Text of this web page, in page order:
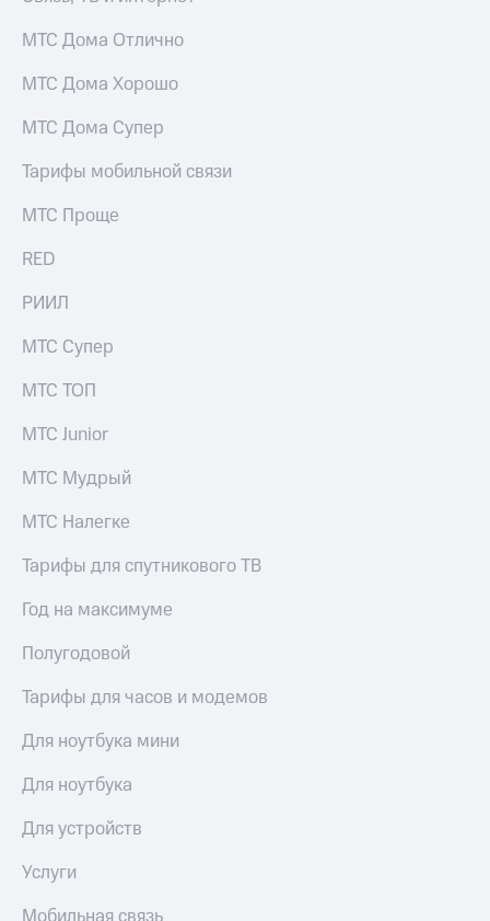
МТС Дома Отлично
МТС Дома Хорошо
МТС Дома Супер
Тарифы мобильной связи
МТС Проще
RED
РИИЛ
МТС Супер
МТС ТОП
МТС Junior
МТС Мудрый
МТС Налегке
Тарифы для спутникового ТВ
Год на максимуме
Полугодовой
Тарифы для часов и модемов
Для ноутбука мини
Для ноутбука
Для устройств
Услуги